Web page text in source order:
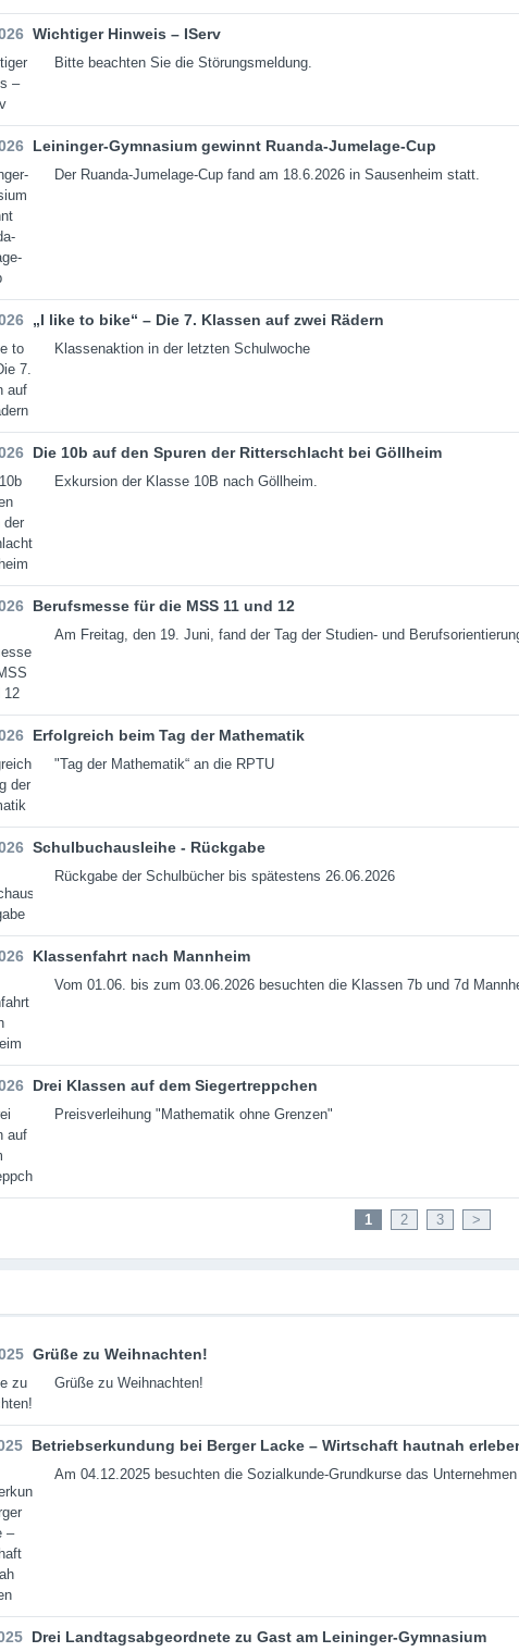
Wichtiger Hinweis – IServ
Bitte beachten Sie die Störungsmeldung.
Leininger-Gymnasium gewinnt Ruanda-Jumelage-Cup
Der Ruanda-Jumelage-Cup fand am 18.6.2026 in Sausenheim statt.
„I like to bike“ – Die 7. Klassen auf zwei Rädern
Klassenaktion in der letzten Schulwoche
Die 10b auf den Spuren der Ritterschlacht bei Göllheim
Exkursion der Klasse 10B nach Göllheim.
Berufsmesse für die MSS 11 und 12
Am Freitag, den 19. Juni, fand der Tag der Studien- und
Erfolgreich beim Tag der Mathematik
"Tag der Mathematik“ an die RPTU
Schulbuchausleihe - Rückgabe
Rückgabe der Schulbücher bis spätestens 26.06.2026
Klassenfahrt nach Mannheim
Vom 01.06. bis zum 03.06.2026 besuchten die Klassen 7b und 7d
Drei Klassen auf dem Siegertreppchen
Preisverleihung "Mathematik ohne Grenzen"
1 2 3 >
Grüße zu Weihnachten!
Grüße zu Weihnachten!
Betriebserkundung bei Berger Lacke – Wirtschaft hautnah
Am 04.12.2025 besuchten die Sozialkunde-Grundkurse das
Drei Landtagsabgeordnete zu Gast am Leininger-Gymnasium